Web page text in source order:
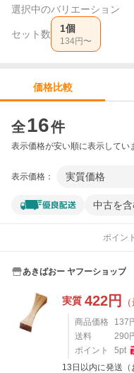
選択中のバリエーション
セット数 1個
134円〜
価格比較
全16件
表示価格が安い順に表示してい
表示価格： 実質価格
中古を含
ポイン
あきばおー ヤフーショップ
実質 422円
商品価格 137
送料
290
ポイント
5pt
13日以内に発送（